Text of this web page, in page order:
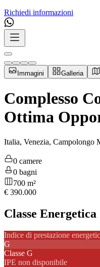
Richiedi informazioni
Immagini Galleria
Complesso
Ottima
Italia, Venezia, Campolongo
0 camere
0 bagni
700 m²
€ 390.000
Classe Energetica
Indice di prestazione
G
Classe G
IPE non disponibile